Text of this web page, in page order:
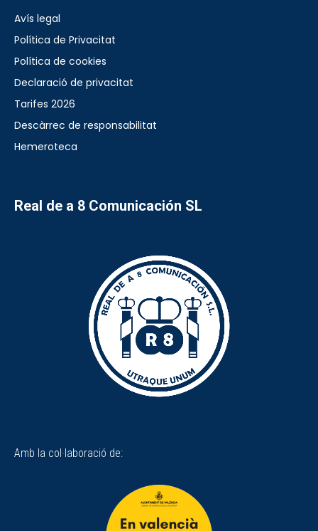
Avís legal
Política de Privacitat
Política de cookies
Declaració de privacitat
Tarifes 2026
Descàrrec de responsabilitat
Hemeroteca
Real de a 8 Comunicación SL
Amb la col·laboració de: